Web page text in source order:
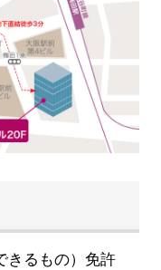
きるもの）免許